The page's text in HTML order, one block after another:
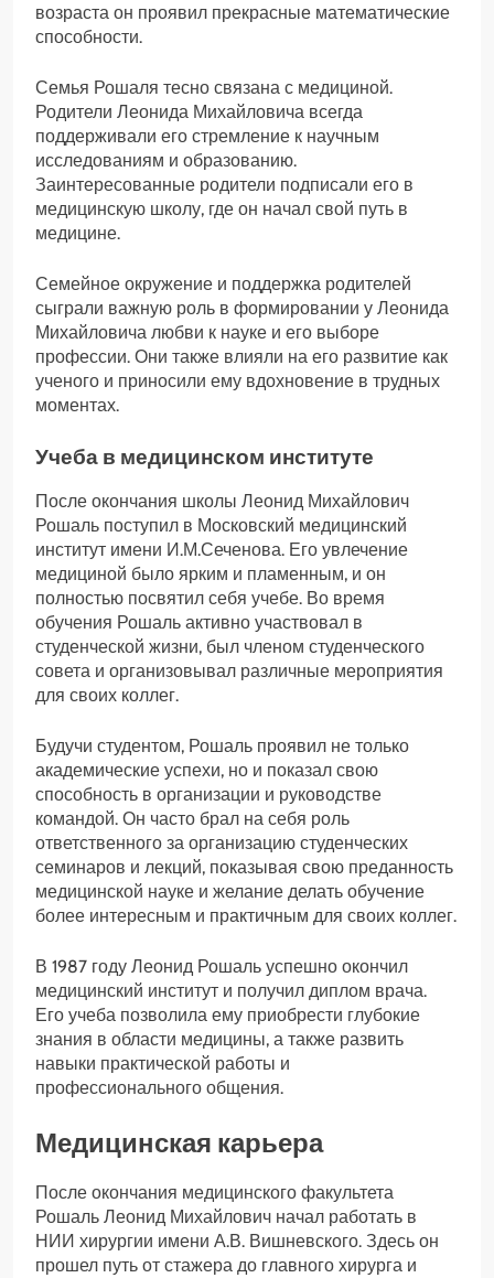
возраста он проявил прекрасные математические
способности.
Семья Рошаля тесно связана с медициной.
Родители Леонида Михайловича всегда
поддерживали его стремление к научным
исследованиям и образованию.
Заинтересованные родители подписали его в
медицинскую школу, где он начал свой путь в
медицине.
Семейное окружение и поддержка родителей
сыграли важную роль в формировании у Леонида
Михайловича любви к науке и его выборе
профессии. Они также влияли на его развитие как
ученого и приносили ему вдохновение в трудных
моментах.
Учеба в медицинском институте
После окончания школы Леонид Михайлович
Рошаль поступил в Московский медицинский
институт имени И.М.Сеченова. Его увлечение
медициной было ярким и пламенным, и он
полностью посвятил себя учебе. Во время
обучения Рошаль активно участвовал в
студенческой жизни, был членом студенческого
совета и организовывал различные мероприятия
для своих коллег.
Будучи студентом, Рошаль проявил не только
академические успехи, но и показал свою
способность в организации и руководстве
командой. Он часто брал на себя роль
ответственного за организацию студенческих
семинаров и лекций, показывая свою преданность
медицинской науке и желание делать обучение
более интересным и практичным для своих коллег.
В 1987 году Леонид Рошаль успешно окончил
медицинский институт и получил диплом врача.
Его учеба позволила ему приобрести глубокие
знания в области медицины, а также развить
навыки практической работы и
профессионального общения.
Медицинская карьера
После окончания медицинского факультета
Рошаль Леонид Михайлович начал работать в
НИИ хирургии имени А.В. Вишневского. Здесь он
прошел путь от стажера до главного хирурга и